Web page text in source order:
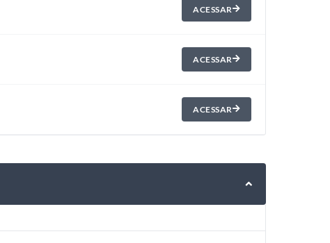
ACESSAR
ACESSAR
ACESSAR